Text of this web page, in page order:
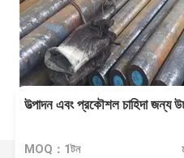
উত্পাদন এবং প্রকৌশল চাহিদা জন্য
MOQ：1টন